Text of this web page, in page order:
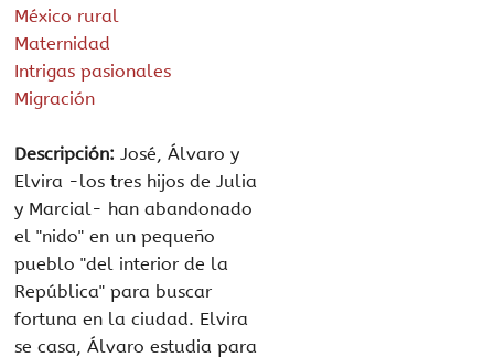
México rural
Maternidad
Intrigas pasionales
Migración
Descripción: José, Álvaro y
Elvira -los tres hijos de Julia
y Marcial- han abandonado
el "nido" en un pequeño
pueblo "del interior de la
República" para buscar
fortuna en la ciudad. Elvira
se casa, Álvaro estudia para